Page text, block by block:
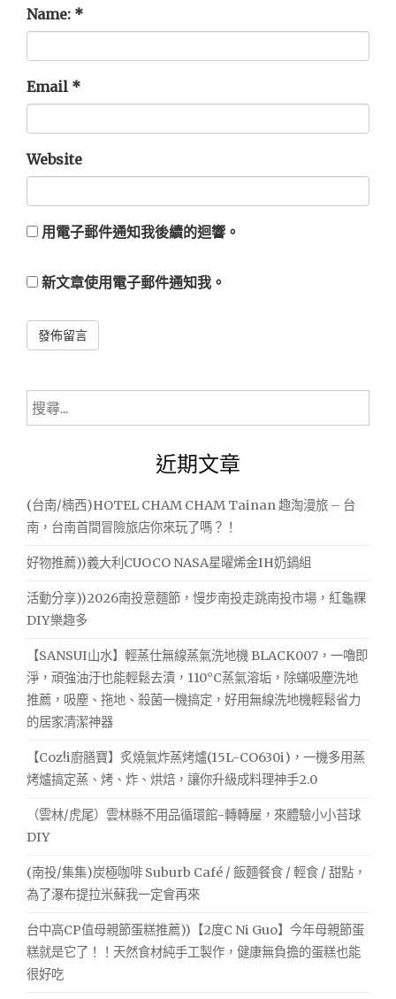
Name: *
Email *
Website
用電子郵件通知我後續的迴響。
新文章使用電子郵件通知我。
搜
尋
近期文章
(台南/楠西)HOTEL CHAM CHAM Tainan 趣淘漫旅 – 台
南，台南首間冒險旅店你來玩了嗎？！
好物推薦))義大利CUOCO NASA星曜烯金IH奶鍋組
活動分享))2026南投意麵節，慢步南投走跳南投市場，紅龜粿
DIY樂趣多
【SANSUI山水】輕蒸仕無線蒸氣洗地機 BLACK007，一嚕即
淨，頑強油汙也能輕鬆去漬，110°C蒸氣溶垢，除蟎吸塵洗地
推薦，吸塵、拖地、殺菌一機搞定，好用無線洗地機輕鬆省力
的居家清潔神器
【Coz!i廚膳寶】炙燒氣炸蒸烤爐(15L-CO630i)，一機多用蒸
烤爐搞定蒸、烤、炸、烘焙，讓你升級成料理神手2.0
（雲林/虎尾）雲林縣不用品循環館-轉轉屋，來體驗小小苔球
DIY
(南投/集集)炭極咖啡 Suburb Café / 飯麵餐食 / 輕食 / 甜點，
為了瀑布提拉米蘇我一定會再來
台中高CP值母親節蛋糕推薦))【2度C Ni Guo】今年母親節蛋
糕就是它了！！天然食材純手工製作，健康無負擔的蛋糕也能
很好吃